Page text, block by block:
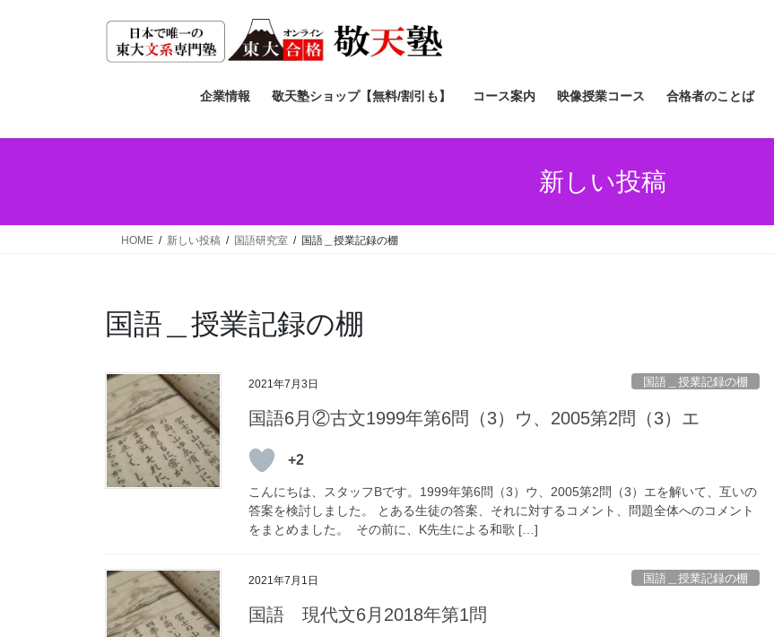
ス
ン
企業情報 敬天塾ショップ【無料/割引も】 コース案内 映像授業コース 合格者のことば
新しい投稿
HOME 新しい投稿 国語研究室 国語＿授業記録の棚
国語＿授業記録の棚
2021年7月3日 国語＿授業記録の棚
国語6月②古文1999年第6問（3）ウ、2005第2問（3）エ
+2
こんにちは、スタッフBです。1999年第6問（3）ウ、2005第2問（3）エを解いて、互いの
答案を検討しました。 とある生徒の答案、それに対するコメント、問題全体へのコメント
をまとめました。 その前に、K先生による和歌 […]
2021年7月1日 国語＿授業記録の棚
国語 現代文6月2018年第1問